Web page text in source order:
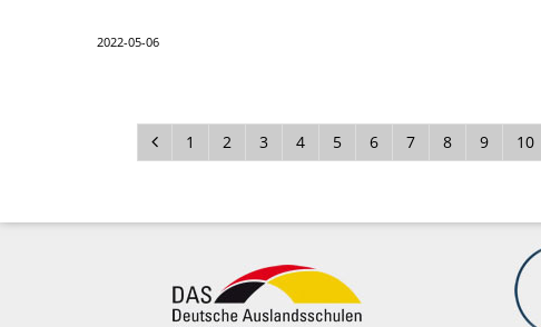
2022-05-06
1 2 3 4 5 6 7 8 9 10